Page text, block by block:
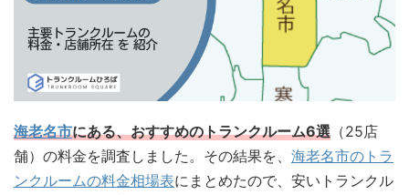
海老名市にある、おすすめのトランクルーム6選 （25店
舗）の料金を調査しました。その結果を、 海老名市のトラ
ンクルームの料金相場表にまとめたので、安いトランクル